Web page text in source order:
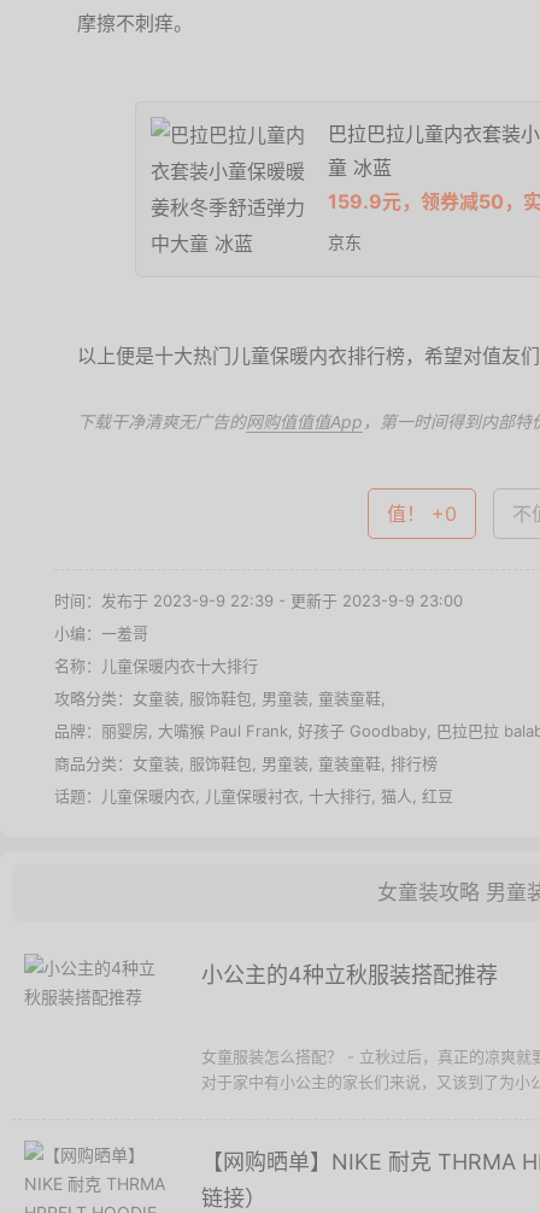
摩擦不刺痒。
巴拉巴拉儿童内衣套装
童 冰蓝
159.9元，领券减50，
京东
以上便是十大热门儿童保暖内衣排行榜，希望对值友
下载干净清爽无广告的网购值值值App ，第一时间得到内部特
值！ +0 不
时间：发布于 2023-9-9 22:39 - 更新于 2023-9-9 23:00
小编：一羞哥
名称：
儿童保暖内衣十大排行
攻略分类： 女童装 服饰鞋包 男童装 童装童鞋
品牌： 丽婴房 大嘴猴 Paul Frank 好孩子 Goodbaby 巴拉巴拉
商品分类： 女童装 服饰鞋包 男童装 童装童鞋 排行榜
话题：
儿童保暖内衣 儿童保暖衬衣 十大排行 猫人 红豆
女童装攻略 男童
小公主的4种立秋服装搭配推荐
女童服装怎么搭配？ - 立秋过后，真正的凉爽
对于家中有小公主的家长们来说，又该到了为小
【网购晒单】NIKE 耐克 THRMA
链接）